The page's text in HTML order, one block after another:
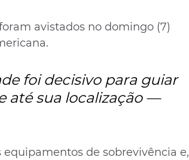
avistados no domingo (7)
foi decisivo para guiar
até sua localização —
de sobrevivência e,